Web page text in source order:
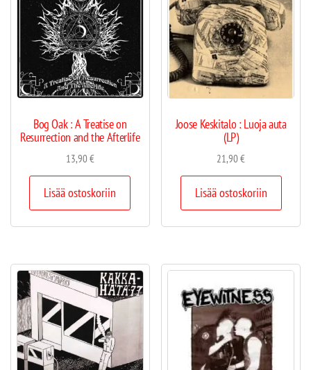
Bog Oak : A Treatise on
Resurrection and the Afterlife
13,90€
Lisää ostoskoriin
Joose Keskitalo : Luoja auta
(LP)
21,90€
Lisää ostoskoriin